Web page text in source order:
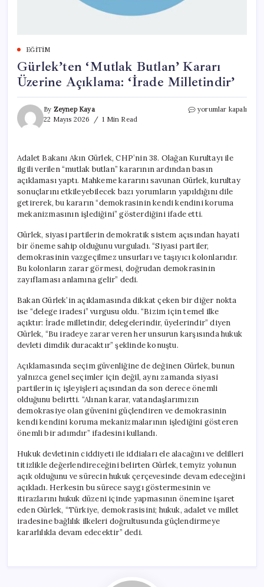
EĞITIM
Gürlek’ten ‘Mutlak Butlan’ Kararı
Üzerine Açıklama: ‘İrade Milletindir’
By Zeynep Kaya
22 Mayıs 2026
1 Min Read
Gürlek’ten
Açıklama:
‘İrade
Milletindir’
için
yorumlar kapalı
Adalet Bakanı Akın Gürlek, CHP’nin 38. Olağan Kurultayı ile
ilgili verilen “mutlak butlan” kararının ardından basın
açıklaması yaptı. Mahkeme kararını savunan Gürlek, kurultay
sonuçlarını etkileyebilecek bazı yorumların yapıldığını dile
getirerek, bu kararın “demokrasinin kendi kendini koruma
mekanizmasının işlediğini” gösterdiğini ifade etti.
Gürlek, siyasi partilerin demokratik sistem açısından hayati
bir öneme sahip olduğunu vurguladı. “Siyasi partiler,
demokrasinin vazgeçilmez unsurları ve taşıyıcı kolonlarıdır.
Bu kolonların zarar görmesi, doğrudan demokrasinin
zayıflaması anlamına gelir” dedi.
Bakan Gürlek’in açıklamasında dikkat çeken bir diğer nokta
ise “delege iradesi” vurgusu oldu. “Bizim için temel ilke
açıktır: İrade milletindir, delegelerindir, üyelerindir” diyen
Gürlek, “Bu iradeye zarar veren her unsurun karşısında hukuk
devleti dimdik duracaktır” şeklinde konuştu.
Açıklamasında seçim güvenliğine de değinen Gürlek, bunun
yalnızca genel seçimler için değil, aynı zamanda siyasi
partilerin iç işleyişleri açısından da son derece önemli
olduğunu belirtti. “Alınan karar, vatandaşlarımızın
demokrasiye olan güvenini güçlendiren ve demokrasinin
kendi kendini koruma mekanizmalarının işlediğini gösteren
önemli bir adımdır” ifadesini kullandı.
Hukuk devletinin ciddiyeti ile iddiaları ele alacağını ve delilleri
titizlikle değerlendireceğini belirten Gürlek, temyiz yolunun
açık olduğunu ve sürecin hukuk çerçevesinde devam edeceğini
açıkladı. Herkesin bu sürece saygı göstermesinin ve
itirazlarını hukuk düzeni içinde yapmasının önemine işaret
eden Gürlek, “Türkiye, demokrasisini; hukuk, adalet ve millet
iradesine bağlılık ilkeleri doğrultusunda güçlendirmeye
kararlılıkla devam edecektir” dedi.